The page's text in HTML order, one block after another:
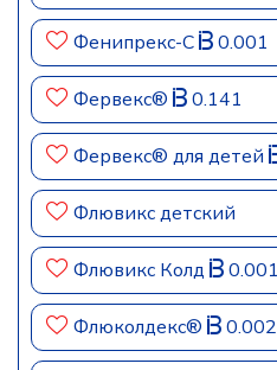
Фенипрекс-С 0.001
Фервекс® 0.141
Фервекс® для детей
Флювикс детский
Флювикс Колд 0.001
Флюколдекс® 0.002